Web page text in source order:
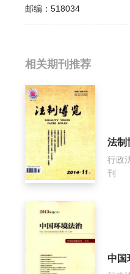
邮编： 518034
相关提问
特区实践与理论影响因
特区实践与理论怎么样？
特区实践与理论面费如
特区实践与理论是什么
特区实践与理论审稿要多
特区实践与理论是国家
相关期刊推荐
法制
行政
刊
中国